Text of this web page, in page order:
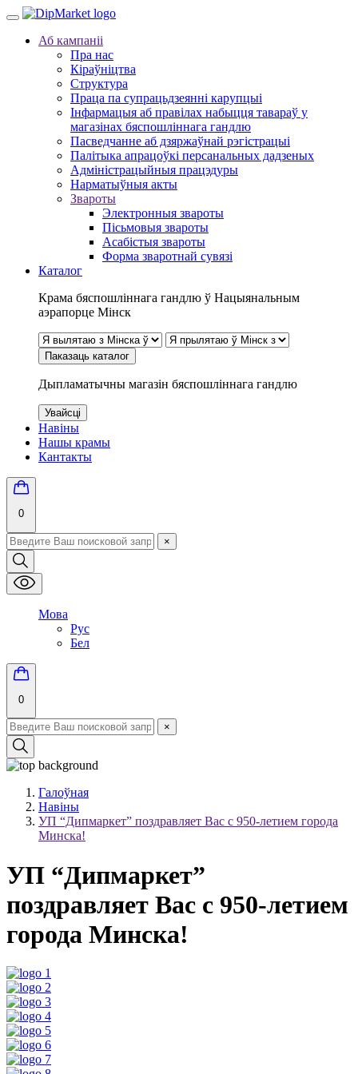
Аб кампаніі
Пра нас
Кіраўніцтва
Структура
Праца па супрацьдзеянні карупцыі
Інфармацыя аб правілах набыцця тавараў у
магазінах бяспошліннага гандлю
Пасведчанне аб дзяржаўнай рэгістрацыі
Палітыка апрацоўкі персанальных дадзеных
Адміністрацыйныя працэдуры
Нарматыўныя акты
Звароты
Электронныя звароты
Пісьмовыя звароты
Асабістыя звароты
Форма зваротнай сувязі
Каталог
Крама бяспошліннага гандлю ў Нацыянальным
аэрапорце Мінск
Паказаць каталог
Дыпламатычны магазін бяспошліннага гандлю
Увайсці
Навіны
Нашы крамы
Кантакты
0
×
Мова
Рус
Бел
0
×
Галоўная
Навіны
УП “Дипмаркет” поздравляет Вас с 950-летием города
Минска!
УП “Дипмаркет”
поздравляет Вас с 950-летием
города Минска!